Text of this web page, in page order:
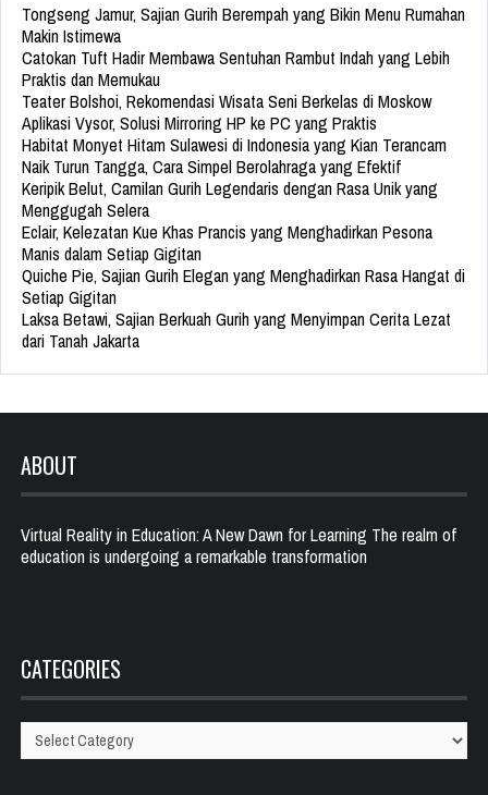
Tongseng Jamur, Sajian Gurih Berempah yang Bikin Menu Rumahan
Makin Istimewa
Catokan Tuft Hadir Membawa Sentuhan Rambut Indah yang Lebih
Praktis dan Memukau
Teater Bolshoi, Rekomendasi Wisata Seni Berkelas di Moskow
Aplikasi Vysor, Solusi Mirroring HP ke PC yang Praktis
Habitat Monyet Hitam Sulawesi di Indonesia yang Kian Terancam
Naik Turun Tangga, Cara Simpel Berolahraga yang Efektif
Keripik Belut, Camilan Gurih Legendaris dengan Rasa Unik yang
Menggugah Selera
Eclair, Kelezatan Kue Khas Prancis yang Menghadirkan Pesona
Manis dalam Setiap Gigitan
Quiche Pie, Sajian Gurih Elegan yang Menghadirkan Rasa Hangat di
Setiap Gigitan
Laksa Betawi, Sajian Berkuah Gurih yang Menyimpan Cerita Lezat
dari Tanah Jakarta
ABOUT
Virtual Reality in Education: A New Dawn for Learning The realm of
education is undergoing a remarkable transformation
CATEGORIES
Categories